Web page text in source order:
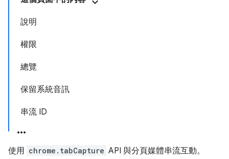
說明
權限
總覽
保留系統音訊
串流 ID
使用 chrome.tabCapture API 與分頁媒體串流互動。